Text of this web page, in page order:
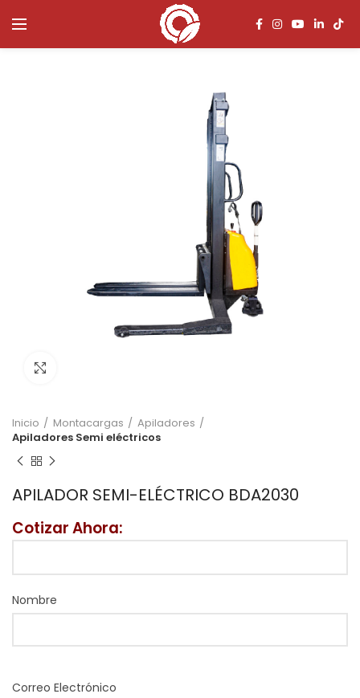
Inicio Montacargas
Apiladores
Apiladores Semi eléctricos
APILADOR SEMI-ELÉCTRICO BDA2030
Cotizar Ahora:
Nombre
Correo Electrónico